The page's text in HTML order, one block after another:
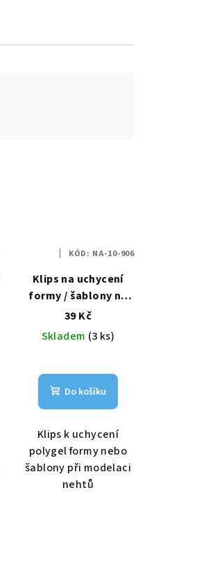
Klips na uchycení
formy / šablony na
polygel 1ks
39 Kč
Skladem (3 ks)
Do košíku
Klips k uchycení
polygel formy nebo
šablony při modelaci
nehtů
KÓD: NA-10-906